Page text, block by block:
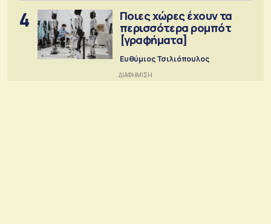
4
Ποιες χώρες έχουν τα
περισσότερα ρομπότ
[γραφήματα]
Ευθύμιος Τσιλιόπουλος